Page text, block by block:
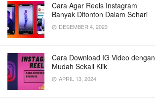
Cara Agar Reels Instagram
Banyak Ditonton Dalam Sehari
DESEMBER 4, 2023
Cara Download IG Video dengan
Mudah Sekali Klik
APRIL 13, 2024